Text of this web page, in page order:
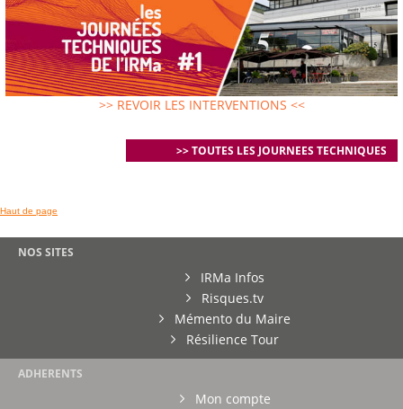
>> REVOIR LES INTERVENTIONS <<
>> TOUTES LES JOURNEES TECHNIQUES
Haut de page
NOS SITES
IRMa Infos
Risques.tv
Mémento du Maire
Résilience Tour
ADHERENTS
Mon compte